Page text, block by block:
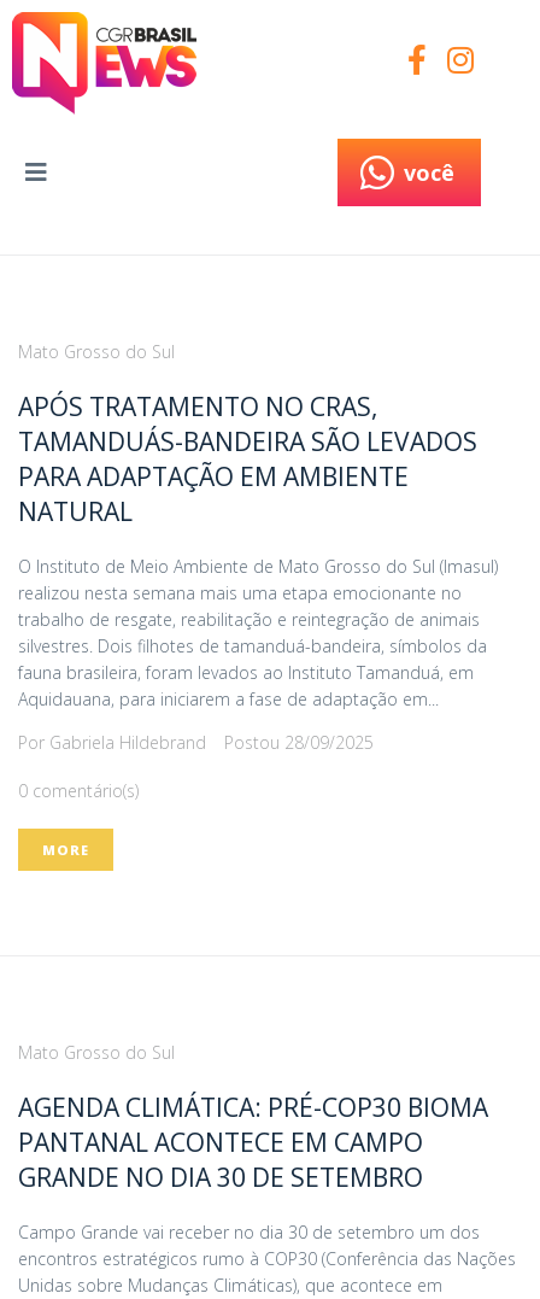
você
Mato Grosso do Sul
APÓS TRATAMENTO NO CRAS,
TAMANDUÁS-BANDEIRA SÃO LEVADOS
PARA ADAPTAÇÃO EM AMBIENTE
NATURAL
O Instituto de Meio Ambiente de Mato Grosso do Sul (Imasul)
realizou nesta semana mais uma etapa emocionante no
trabalho de resgate, reabilitação e reintegração de animais
silvestres. Dois filhotes de tamanduá-bandeira, símbolos da
fauna brasileira, foram levados ao Instituto Tamanduá, em
Aquidauana, para iniciarem a fase de adaptação em...
Por Gabriela Hildebrand Postou 28/09/2025
0 comentário(s)
MORE
Mato Grosso do Sul
AGENDA CLIMÁTICA: PRÉ-COP30 BIOMA
PANTANAL ACONTECE EM CAMPO
GRANDE NO DIA 30 DE SETEMBRO
Campo Grande vai receber no dia 30 de setembro um dos
encontros estratégicos rumo à COP30 (Conferência das Nações
Unidas sobre Mudanças Climáticas), que acontece em